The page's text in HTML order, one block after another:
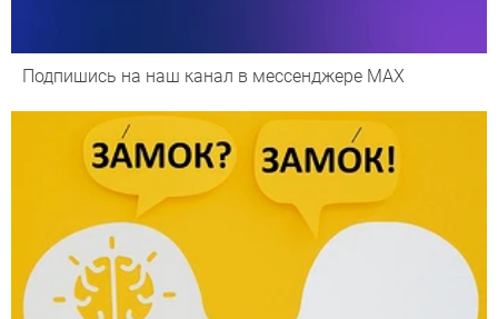
Подпишись на наш канал в мессенджере МАХ